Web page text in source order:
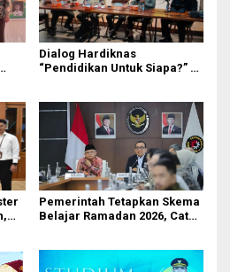
Dialog Hardiknas
“Pendidikan Untuk Siapa?” di
Pemerintah Tetapkan Skema
Belajar Ramadan 2026, Catat